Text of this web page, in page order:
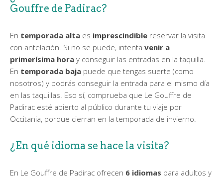
Gouffre de Padirac?
En temporada alta es imprescindible reservar la visita
con antelación. Si no se puede, intenta venir a
primerísima hora y conseguir las entradas en la taquilla.
En temporada baja puede que tengas suerte (como
nosotros) y podrás conseguir la entrada para el mismo día
en las taquillas. Eso sí, comprueba que Le Gouffre de
Padirac esté abierto al público durante tu viaje por
Occitania, porque cierran en la temporada de invierno.
¿En qué idioma se hace la visita?
En Le Gouffre de Padirac ofrecen 6 idiomas para adultos y